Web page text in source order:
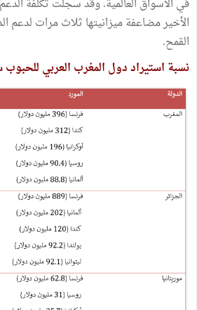
في الأسواق العالمية. وقد سجلت تكلفة
الأخير مضاعفة ميزانيتها ثلاث مرات لدعم
القمح.
نسبة استيراد دول المغرب العربي للحبوب سنوياً